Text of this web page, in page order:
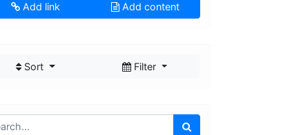
Add link Add content
Sort Filter